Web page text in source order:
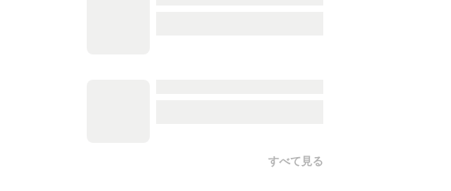
すべて見る